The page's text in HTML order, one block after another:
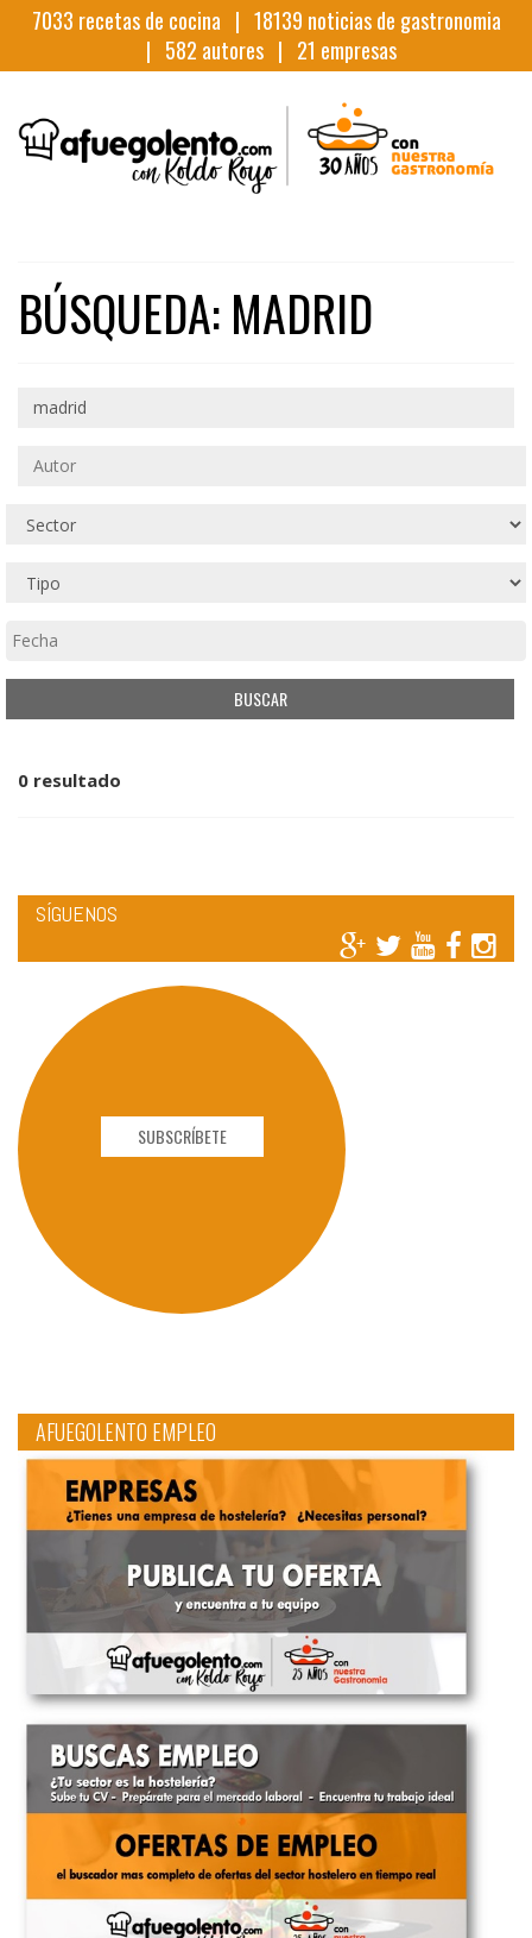
7033 recetas de cocina | 18139 noticias de gastronomia
| 582 autores | 21 empresas
BÚSQUEDA: MADRID
0 resultado
SÍGUENOS
SUBSCRÍBETE
AFUEGOLENTO EMPLEO